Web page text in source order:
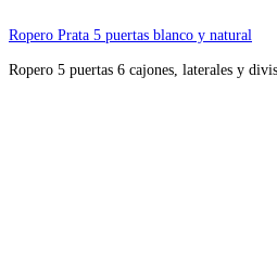
Ropero Prata 5 puertas blanco y natural
Ropero 5 puertas 6 cajones, laterales y